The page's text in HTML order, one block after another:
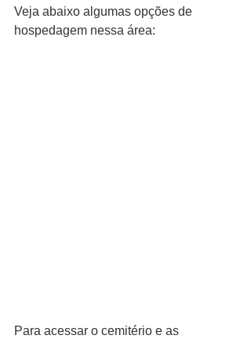
Veja abaixo algumas opções de
hospedagem nessa área:
Para acessar o cemitério e as